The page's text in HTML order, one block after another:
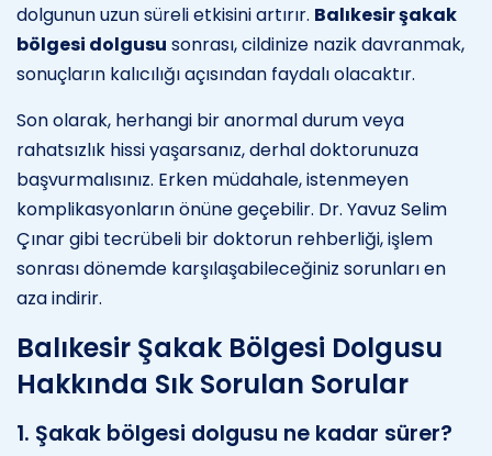
dolgunun uzun süreli etkisini artırır. Balıkesir şakak
bölgesi dolgusu sonrası, cildinize nazik davranmak,
sonuçların kalıcılığı açısından faydalı olacaktır.
Son olarak, herhangi bir anormal durum veya
rahatsızlık hissi yaşarsanız, derhal doktorunuza
başvurmalısınız. Erken müdahale, istenmeyen
komplikasyonların önüne geçebilir. Dr. Yavuz Selim
Çınar gibi tecrübeli bir doktorun rehberliği, işlem
sonrası dönemde karşılaşabileceğiniz sorunları en
aza indirir.
Balıkesir Şakak Bölgesi Dolgusu
Hakkında Sık Sorulan Sorular
1. Şakak bölgesi dolgusu ne kadar sürer?